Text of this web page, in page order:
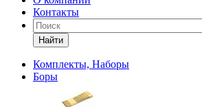
Контакты
Найти
Комплекты, Наборы
Боры